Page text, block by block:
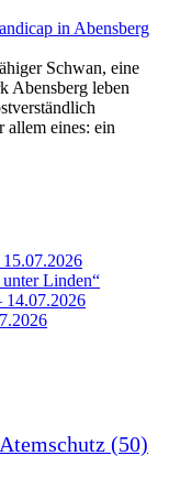
in Abensberg
Schwan, eine
Abensberg leben
allem eines: ein
Linden“
14.07.2026
Atemschutz (50)